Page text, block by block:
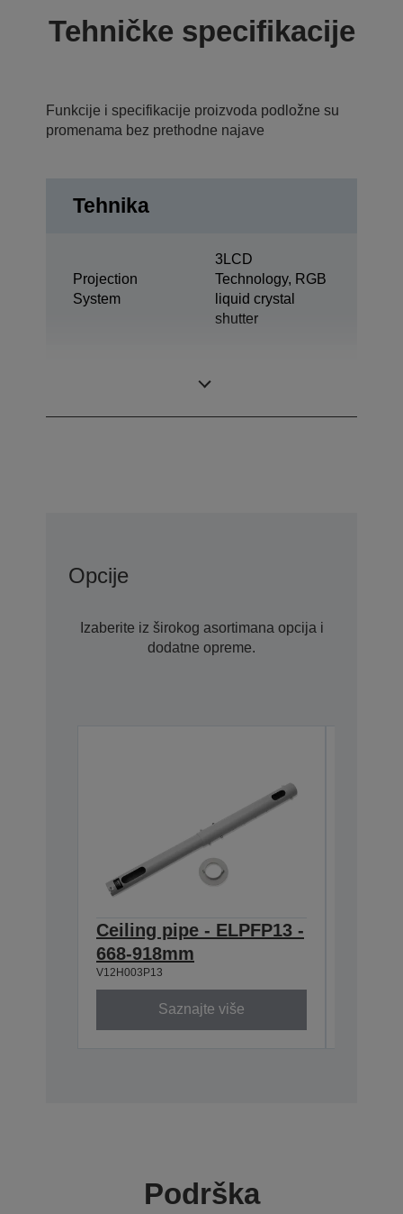
Tehničke specifikacije
Funkcije i specifikacije proizvoda podložne su
promenama bez prethodne najave
Tehnika
Projection
System
3LCD
Technology, RGB
liquid crystal
shutter
Opcije
Izaberite iz širokog asortimana opcija i
dodatne opreme.
Ceiling pipe - ELPFP13 -
668-918mm
V12H003P13
Saznajte više
Podrška